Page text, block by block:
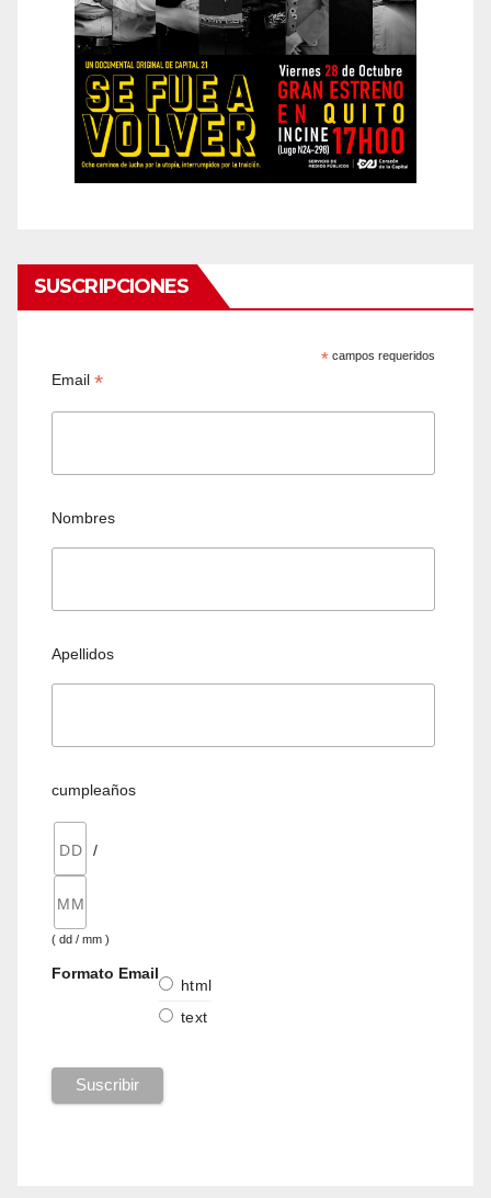
SUSCRIPCIONES
* campos requeridos
Email*
Nombres
Apellidos
cumpleaños
/
( dd / mm )
Formato Email
html
text